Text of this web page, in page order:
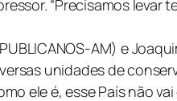
“Precisamos
AM) e
unidades de
ele é, esse País não